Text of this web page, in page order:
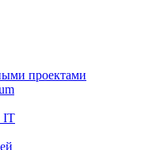
проектами
IT